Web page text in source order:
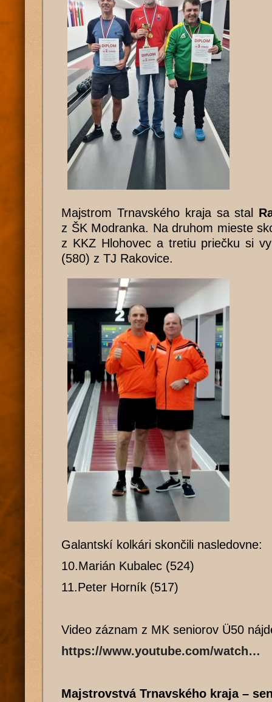
Majstrom Trnavského kraja sa stal
z ŠK Modranka. Na druhom mieste
z KKZ Hlohovec a tretiu priečku si
(580) z TJ Rakovice.
Galantskí kolkári skončili nasledovne:
10.Marián Kubalec (524)
11.Peter Horník (517)
Video záznam z MK seniorov Ü50
https://www.youtube.com/watch…
Majstrovstvá Trnavského kraja –